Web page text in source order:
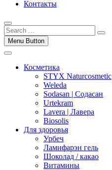
Контакты
Menu Button
Косметика
STYX Naturcosmetic
Weleda
Sodasan | Содасан
Urtekram
Lavera | Лавера
Biosolis
Для здоровья
Урбеч
Ламифарэн гель
Шоколад / какао
Витамины